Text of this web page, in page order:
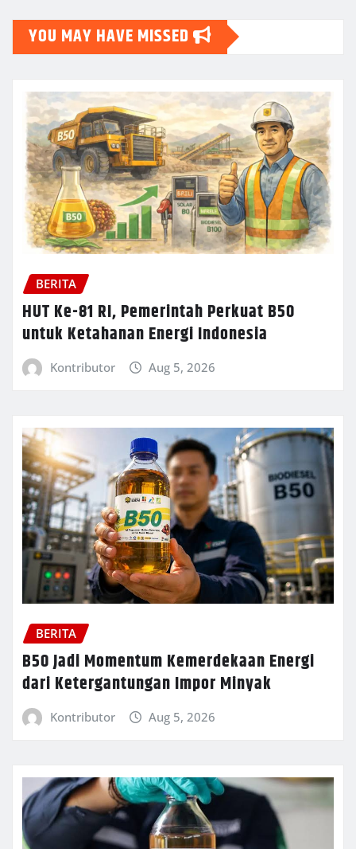
YOU MAY HAVE MISSED
BERITA
HUT Ke-81 RI, Pemerintah Perkuat B50
untuk Ketahanan Energi Indonesia
Kontributor Aug 5, 2026
BERITA
B50 Jadi Momentum Kemerdekaan Energi
dari Ketergantungan Impor Minyak
Kontributor Aug 5, 2026